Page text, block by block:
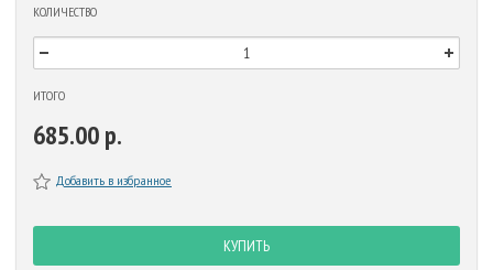
КОЛИЧЕСТВО
ИТОГО
685.00 р.
Добавить в избранное
КУПИТЬ